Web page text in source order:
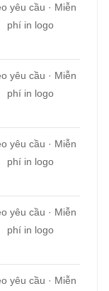
yêu cầu · Miễn
phí in logo
yêu cầu · Miễn
phí in logo
yêu cầu · Miễn
phí in logo
yêu cầu · Miễn
phí in logo
yêu cầu · Miễn